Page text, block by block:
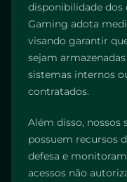
disponibilidade dos
Gaming adota
visando garantir
sejam
sistemas internos
contratados.
Além disso, nossos
possuem recursos
defesa e
acessos não